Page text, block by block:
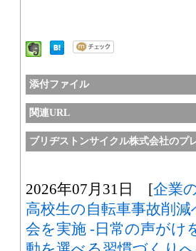
添付ファイル
関連URL
ブリヂストンサイクル株式会社のプ
2026年07月31日 [企業
高校生の自転車事故削
会を実施 -日常の声がけ